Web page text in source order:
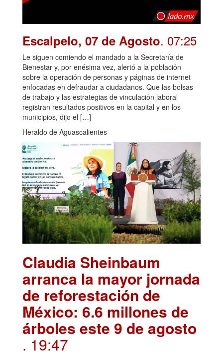
Escalpelo, 07 de Agosto. 07:25
Le siguen comiendo el mandado a la Secretaría de
Bienestar y, por enésima vez, alertó a la población
sobre la operación de personas y páginas de internet
enfocadas en defraudar a ciudadanos. Que las bolsas
de trabajo y las estrategias de vinculación laboral
registran resultados positivos en la capital y en los
municipios, dijo el […]
Heraldo de Aguascalientes
Claudia Sheinbaum
arranca la mayor jornada
de reforestación de
México: 6.6 millones de
árboles este 9 de agosto
. 19:47